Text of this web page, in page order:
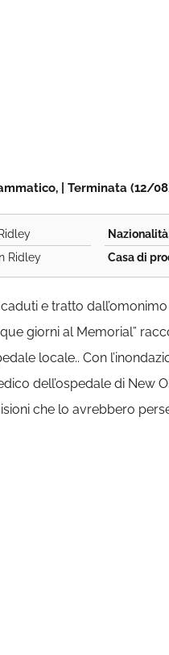
| Terminata (12/
Ridley
Casa di
e tratto
giorni al Memorial”
locale.. Con
dell’ospedale di New
che lo avrebbero